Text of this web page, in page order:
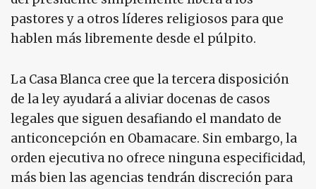
pastores y a otros líderes religiosos para que
hablen más libremente desde el púlpito.
La Casa Blanca cree que la tercera disposición
de la ley ayudará a aliviar docenas de casos
legales que siguen desafiando el mandato de
anticoncepción en Obamacare. Sin embargo, la
orden ejecutiva no ofrece ninguna especificidad,
más bien las agencias tendrán discreción para